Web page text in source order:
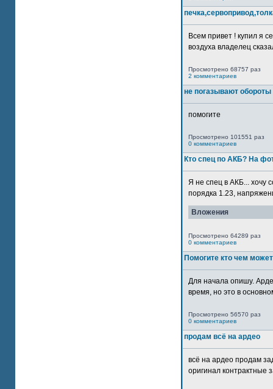
Всем привет ! купил я
воздуха владелец
Просмотрено 68757 раз
2 комментариев
не погазывают обороты
помогите
Просмотрено 101551 раз
0 комментариев
Кто спец по АКБ? На
Я не спец в АКБ... хочу
порядка 1.23,
Вложения
Просмотрено 64289 раз
0 комментариев
Помогите кто чем может
Для начала опишу.
время, но это в
Просмотрено 56570 раз
0 комментариев
продам всё на ардео
всё на ардео продам
оригинал контрактные